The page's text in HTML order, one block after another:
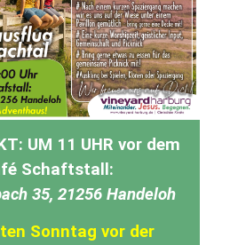
UM 11 UHR vor dem
Schaftstall:
35, 21256 Handeloh
Sonntag vor der